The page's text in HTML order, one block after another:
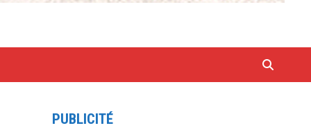
PUBLICITÉ